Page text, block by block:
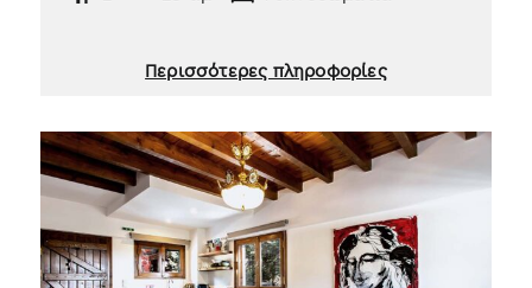
Περισσότερες πληροφορίες